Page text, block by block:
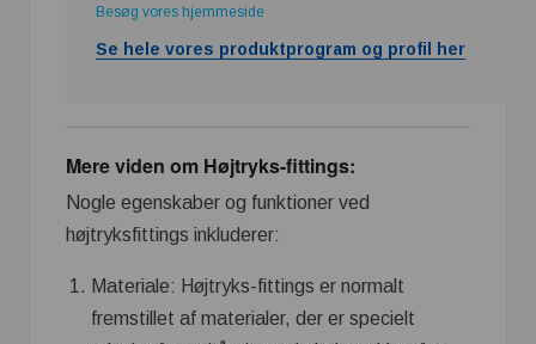
Besøg vores hjemmeside
Se hele vores produktprogram og profil her
Mere viden om Højtryks-fittings:
Nogle egenskaber og funktioner ved
højtryksfittings inkluderer:
Materiale: Højtryks-fittings er normalt
fremstillet af materialer, der er specielt